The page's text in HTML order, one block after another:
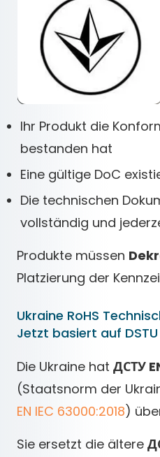
Ihr Produkt die
bestanden hat
Eine gültige DoC
Die technischen
vollständig und
Produkte müssen
Platzierung der
Ukraine RoHS
Jetzt basiert auf DSTU
Die Ukraine hat ДСТУ
(Staatsnorm der
EN IEC 63000:2018)
Sie ersetzt die ältere